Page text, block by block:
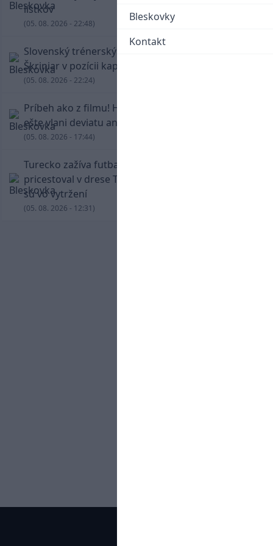
Bleskovky
Kontakt
lístkov
(05. 08. 2026 - 22:48)
Slovenský trénerský súboj pre Borbélyho,
Škriniar v pozícii kapitána potiahol Fenerbahce
(05. 08. 2026 - 22:24)
Príbeh ako z filmu! Hrdina Slovana Kianga hral
ešte vlani deviatu anglickú ligu
(05. 08. 2026 - 17:44)
Turecko zažíva futbalové šialenstvo! Salah
pricestoval v drese Trabzonsporu, fanúšikovia
sú vo vytržení
(05. 08. 2026 - 12:31)